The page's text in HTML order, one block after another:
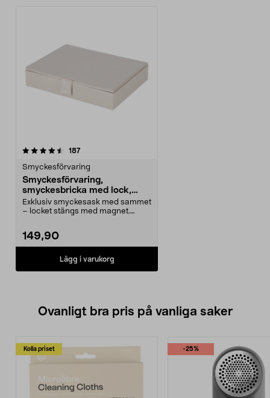
187recensioner
Smyckesförvaring
Smyckesförvaring,
smyckesbricka med lock,
stapelbar
Exklusiv smyckesask med sammet
– locket stängs med magnet.
149,90
Lägg i varukorg
Ovanligt bra pris på vanliga saker
Kolla priset -25%